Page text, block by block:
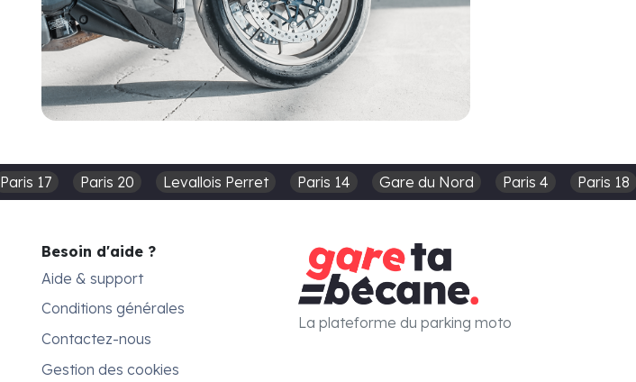
Paris 17 Paris 20 Levallois Perret Paris 14 Gare du Nord Paris 4 Paris 18
Besoin d'aide ?
Aide & support
Conditions générales
Contactez-nous
Gestion des cookies
La plateforme du parking moto